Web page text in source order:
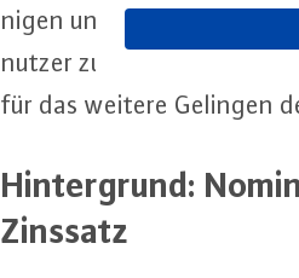
ni­gen und damit auch
nut­zer zu ver­hin­dern.
für das weitere Gelingen
Hin­ter­grund:
Zinssatz